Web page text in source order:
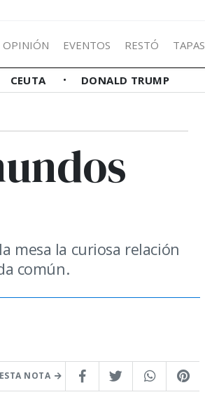
OPINIÓN EVENTOS RESTÓ TAPAS
CEUTA DONALD TRUMP
mesa la curiosa relación
común.
NOTA